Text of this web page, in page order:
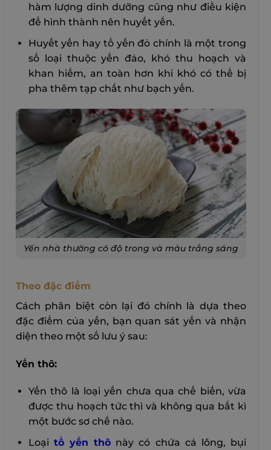
hàm lượng dinh dưỡng cũng như điều kiện
để hình thành nên huyết yến.
Huyết yến hay tổ yến đỏ chính là một trong
số loại thuộc yến đảo, khó thu hoạch và
khan hiếm, an toàn hơn khi khó có thể bị
pha thêm tạp chất như bạch yến.
Yến nhà thường có độ trong và màu trắng sáng
Theo đặc điểm
Cách phân biệt còn lại đó chính là dựa theo
đặc điểm của yến, bạn quan sát yến và nhận
diện theo một số lưu ý sau:
Yến thô:
Yến thô là loại yến chưa qua chế biến, vừa
được thu hoạch tức thì và không qua bất kì
một bước sơ chế nào.
Loại tổ yến thô này có chứa cả lông, bụi